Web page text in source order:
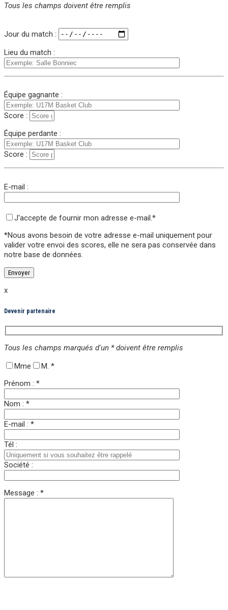
Tous les champs doivent être remplis
Jour du match :
Lieu du match :
Équipe gagnante :
Score :
Équipe perdante :
Score :
E-mail :
J'accepte de fournir mon adresse e-mail.*
*Nous avons besoin de votre adresse e-mail uniquement pour
valider votre envoi des scores, elle ne sera pas conservée dans
notre base de données.
x
Devenir partenaire
Tous les champs marqués d'un * doivent être remplis
Mme
M. *
Prénom : *
Nom : *
E-mail : *
Tél :
Société :
Message : *